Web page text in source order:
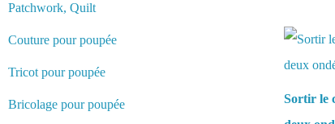
Patchwork, Quilt
Couture pour poupée
Tricot pour poupée
Bricolage pour poupée
Sortir le